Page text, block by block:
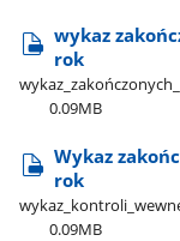
wykaz
rok
0.09MB
Wykaz
rok
0.09MB